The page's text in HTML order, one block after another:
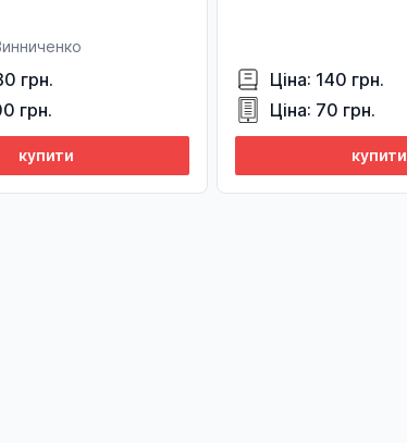
грн.
грн.
купити
Ціна: 140 грн.
Ціна: 70 грн.
купити